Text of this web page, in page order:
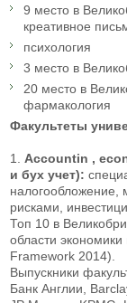
9 место в
креативное
психология
3 место в
20 место в
фармакология
Факультеты
1. Accountin ,
и бух учет):
налогообложение,
рисками,
Топ 10 в
области
Framework 2014).
Выпускники
Банк Англии,